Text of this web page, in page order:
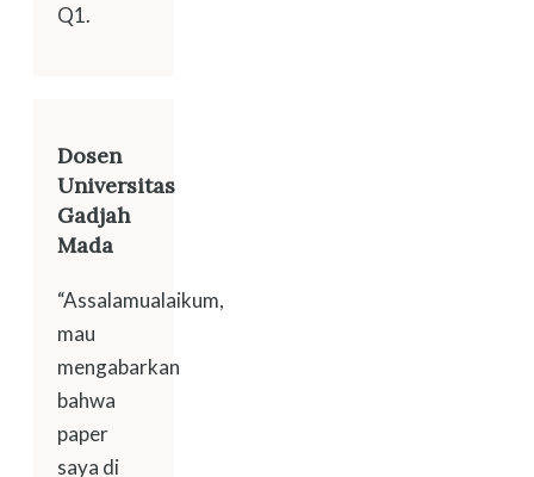
Q1.
Dosen
Universitas
Gadjah
Mada
“Assalamualaikum,
mau
mengabarkan
bahwa
paper
saya di